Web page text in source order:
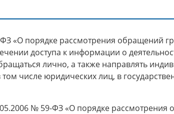
«О порядке рассмотрения обращений
доступа к информации о
лично, а также направлять
числе юридических лиц, в
№ 59-ФЗ «О порядке